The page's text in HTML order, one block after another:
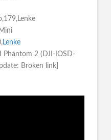
Lenke
Phantom 2 (DJI-IOSD-
Broken link]